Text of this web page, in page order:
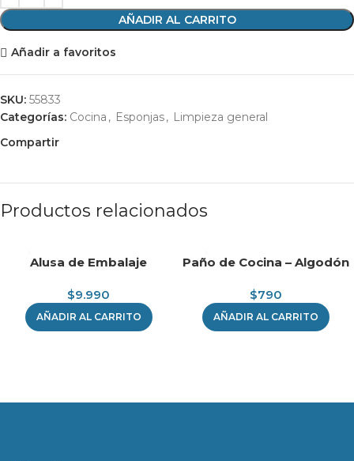
AÑADIR AL CARRITO
Añadir a favoritos
SKU: 55833
Categorías: Cocina , Esponjas, Limpieza general
Compartir
Productos relacionados
Alusa de Embalaje
$9.990
AÑADIR AL CARRITO
Paño de Cocina – Algodón
$790
AÑADIR AL CARRITO